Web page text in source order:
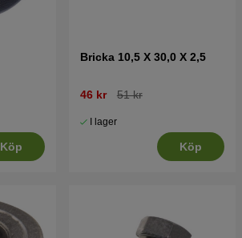
Köp
Bricka 10,5 X 30,0 X 2,5
46 kr 51 kr
I lager
Köp